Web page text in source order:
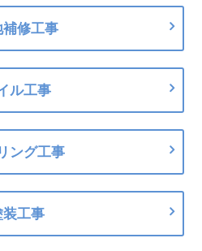
補修工事
ル工事
ング工事
装工事